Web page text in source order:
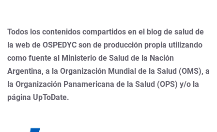
Todos los contenidos compartidos en el blog de salud de
la web de OSPEDYC son de producción propia utilizando
como fuente al Ministerio de Salud de la Nación
Argentina, a la Organización Mundial de la Salud (OMS), a
la Organización Panamericana de la Salud (OPS) y/o la
página UpToDate.